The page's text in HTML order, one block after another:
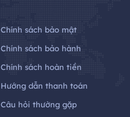
Chính sách bảo mật
Chính sách bảo hành
Chính sách hoàn tiền
Hướng dẫn thanh toán
Câu hỏi thường gặp